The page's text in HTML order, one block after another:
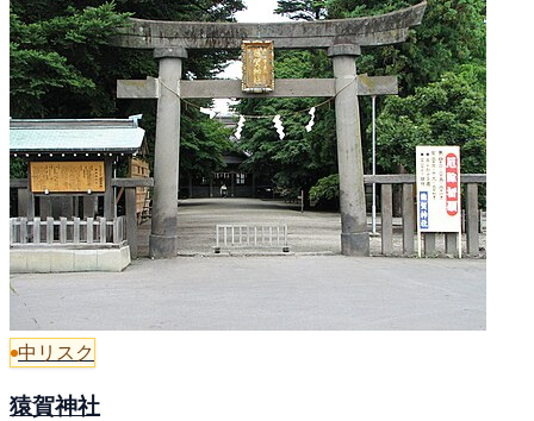
中リスク
猿賀神社